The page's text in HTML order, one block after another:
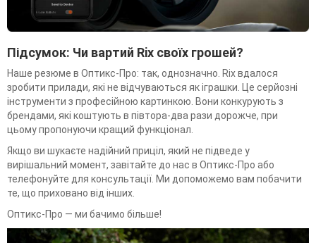
Підсумок: Чи вартий Rix своїх грошей?
Наше резюме в Оптикс-Про: так, однозначно. Rix вдалося
зробити прилади, які не відчуваються як іграшки. Це серйозні
інструменти з професійною картинкою. Вони конкурують з
брендами, які коштують в півтора-два рази дорожче, при
цьому пропонуючи кращий функціонал.
Якщо ви шукаєте надійний приціл, який не підведе у
вирішальний момент, завітайте до нас в Оптикс-Про або
телефонуйте для консультації. Ми допоможемо вам побачити
те, що приховано від інших.
Оптикс-Про — ми бачимо більше!